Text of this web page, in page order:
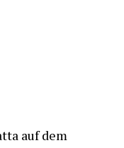
auf dem